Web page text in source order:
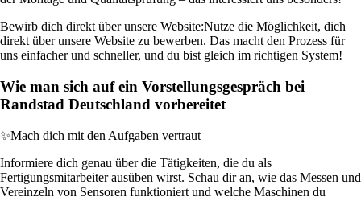
Bewirb dich direkt über unsere Website:Nutze die Möglichkeit, dich
direkt über unsere Website zu bewerben. Das macht den Prozess für
uns einfacher und schneller, und du bist gleich im richtigen System!
Wie man sich auf ein Vorstellungsgespräch bei
Randstad Deutschland vorbereitet
✨Mach dich mit den Aufgaben vertraut
Informiere dich genau über die Tätigkeiten, die du als
Fertigungsmitarbeiter ausüben wirst. Schau dir an, wie das Messen und
Vereinzeln von Sensoren funktioniert und welche Maschinen du